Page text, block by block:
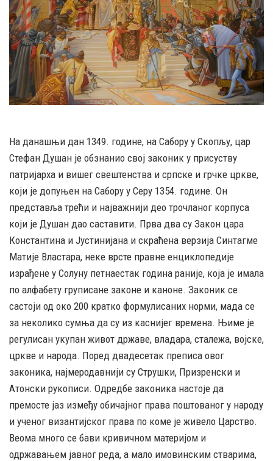
На данашњи дан 1349. године, на Сабору у Скопљу, цар
Стефан Душан је обзнанио свој законик у присуству
патријарха и вишег свештенства и српске и грчке цркве,
који је допуњен на Сабору у Серу 1354. године. Он
представља трећи и најважнији део трочланог корпуса
који је Душан дао саставити. Прва два су Закон цара
Константина и Јустинијана и скраћена верзија Синтагме
Матије Властара, неке врсте правне енциклопедије
израђене у Солуну петнаестак година раније, која је имала
по алфабету груписане законе и каноне. Законик се
састоји од око 200 кратко формулисаних норми, мада се
за неколико сумња да су из каснијег времена. Њиме је
регулисан укупан живот државе, владара, сталежа, војске,
цркве и народа. Поред двадесетак преписа овог
законика, најмеродавнији су Струшки, Призренски и
Атонски рукописи. Одредбе законика настоје да
премосте јаз између обичајног права поштованог у народу
и ученог византијског права по коме је живело Царство.
Веома много се бави кривичном материјом и
одржавањем јавног реда, а мало имовинским стварима,